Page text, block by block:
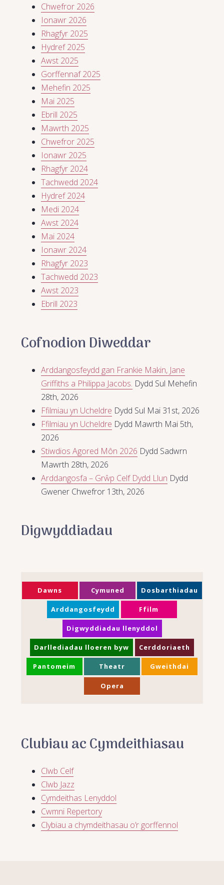
Chwefror 2026
Ionawr 2026
Rhagfyr 2025
Hydref 2025
Awst 2025
Gorffennaf 2025
Mehefin 2025
Mai 2025
Ebrill 2025
Mawrth 2025
Chwefror 2025
Ionawr 2025
Rhagfyr 2024
Tachwedd 2024
Hydref 2024
Medi 2024
Awst 2024
Mai 2024
Ionawr 2024
Rhagfyr 2023
Tachwedd 2023
Awst 2023
Ebrill 2023
Cofnodion Diweddar
Arddangosfeydd gan Frankie Makin, Jane
Griffiths a Philippa Jacobs. Dydd Sul Mehefin
28th, 2026
Ffilmiau yn Ucheldre Dydd Sul Mai 31st, 2026
Ffilmiau yn Ucheldre Dydd Mawrth Mai 5th,
2026
Stiwdios Agored Môn 2026 Dydd Sadwrn
Mawrth 28th, 2026
Arddangosfa – Grŵp Celf Dydd Llun Dydd
Gwener Chwefror 13th, 2026
Digwyddiadau
Dawns Cymuned Dosbarthiadau
Arddangosfeydd Ffilm
Digwyddiadau llenyddol
Darllediadau lloeren byw Cerddoriaeth
Pantomeim Theatr Gweithdai
Opera
Clubiau ac Cymdeithiasau
Clwb Celf
Clwb Jazz
Cymdeithas Lenyddol
Cwmni Repertory
Clybiau a chymdeithasau o’r gorffennol